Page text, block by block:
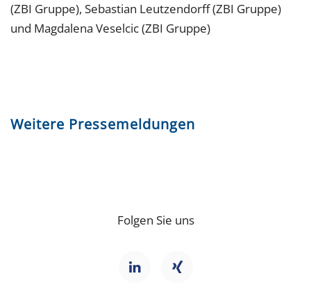
(ZBI Gruppe), Sebastian Leutzendorff (ZBI Gruppe)
und Magdalena Veselcic (ZBI Gruppe)
Weitere Pressemeldungen
Folgen Sie uns